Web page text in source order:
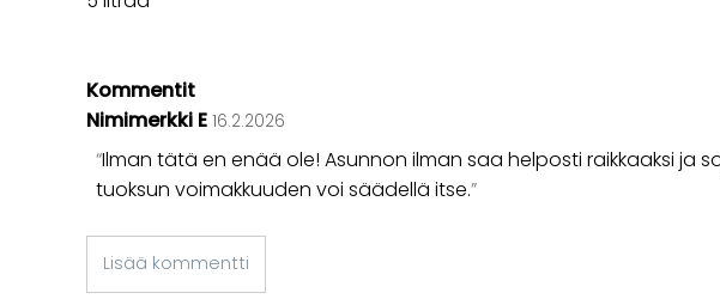
Kommentit
Nimimerkki E 16.2.2026
Ilman tätä en enää ole! Asunnon ilman saa helposti raikkaaksi ja
tuoksun voimakkuuden voi säädellä itse.
Lisää kommentti